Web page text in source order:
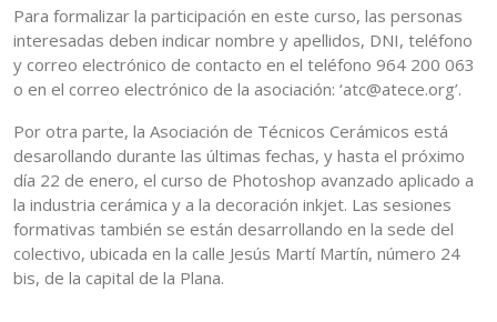
Para formalizar la participación en este curso, las personas
interesadas deben indicar nombre y apellidos, DNI, teléfono
y correo electrónico de contacto en el teléfono 964 200 063
o en el correo electrónico de la asociación: ‘atc@atece.org’.
Por otra parte, la Asociación de Técnicos Cerámicos está
desarollando durante las últimas fechas, y hasta el próximo
día 22 de enero, el curso de Photoshop avanzado aplicado a
la industria cerámica y a la decoración inkjet. Las sesiones
formativas también se están desarrollando en la sede del
colectivo, ubicada en la calle Jesús Martí Martín, número 24
bis, de la capital de la Plana.